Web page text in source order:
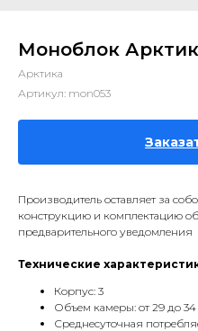
Моноблок
Арктика
Артикул: mon053
Производитель оставляет за
конструкцию и комплектацию
предварительного уведомления
Технические
Корпус: 3
Объем камеры: от 29 до
Среднесуточная